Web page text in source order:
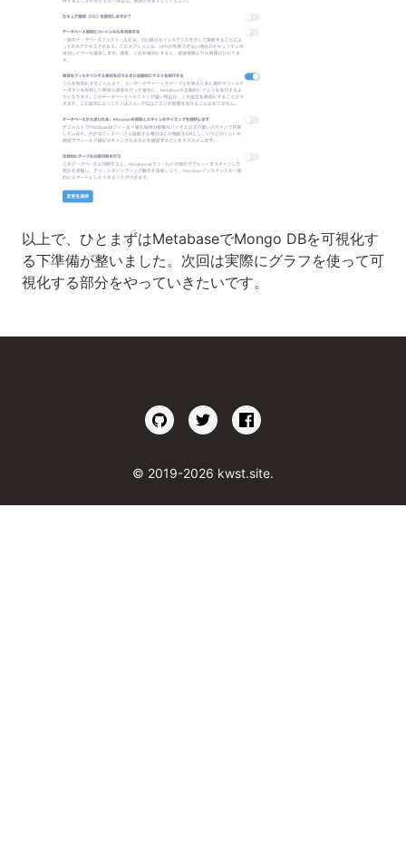
以上で、ひとまずはMetabaseでMongo DBを可視化す
る下準備が整いました。次回は実際にグラフを使って可
視化する部分をやっていきたいです。
© 2019-2026 kwst.site.